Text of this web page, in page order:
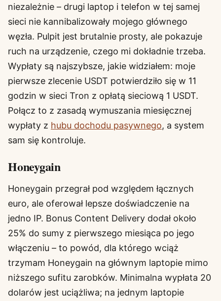
niezależnie – drugi laptop i telefon w tej samej
sieci nie kannibalizowały mojego głównego
węzła. Pulpit jest brutalnie prosty, ale pokazuje
ruch na urządzenie, czego mi dokładnie trzeba.
Wypłaty są najszybsze, jakie widziałem: moje
pierwsze zlecenie USDT potwierdziło się w 11
godzin w sieci Tron z opłatą sieciową 1 USDT.
Połącz to z zasadą wymuszania miesięcznej
wypłaty z hubu dochodu pasywnego, a system
sam się kontroluje.
Honeygain
Honeygain przegrał pod względem łącznych
euro, ale oferował lepsze doświadczenie na
jedno IP. Bonus Content Delivery dodał około
25% do sumy z pierwszego miesiąca po jego
włączeniu – to powód, dla którego wciąż
trzymam Honeygain na głównym laptopie mimo
niższego sufitu zarobków. Minimalna wypłata 20
dolarów jest uciążliwa; na jednym laptopie